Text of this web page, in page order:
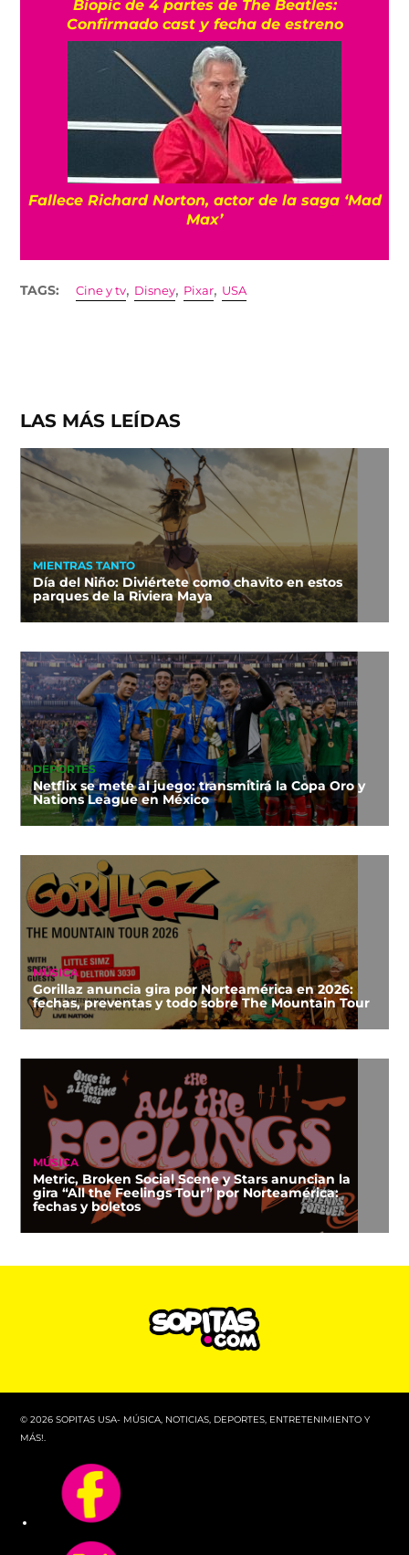
Biopic de 4 partes de The Beatles:
Confirmado cast y fecha de estreno
Fallece Richard Norton, actor de la saga ‘Mad
Max’
TAGS: Cine y tv, Disney, Pixar, USA
LAS MÁS LEÍDAS
MIENTRAS TANTO
Día del Niño: Diviértete como chavito en estos
parques de la Riviera Maya
DEPORTES
Netflix se mete al juego: transmitirá la Copa Oro y
Nations League en México
MÚSICA
Gorillaz anuncia gira por Norteamérica en 2026:
fechas, preventas y todo sobre The Mountain Tour
MÚSICA
Metric, Broken Social Scene y Stars anuncian la
gira “All the Feelings Tour” por Norteamérica:
fechas y boletos
© 2026 SOPITAS USA- MÚSICA, NOTICIAS, DEPORTES, ENTRETENIMIENTO Y
MÁS!.